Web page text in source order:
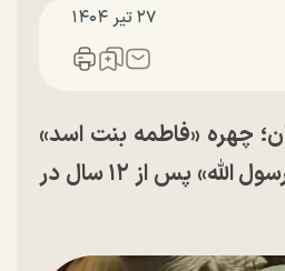
۲۷ تير ۱۴۰۴
چهره «فاطمه بنت اسد»
در فیلم «محمد رسول الله» پس از ۱۲ سال در